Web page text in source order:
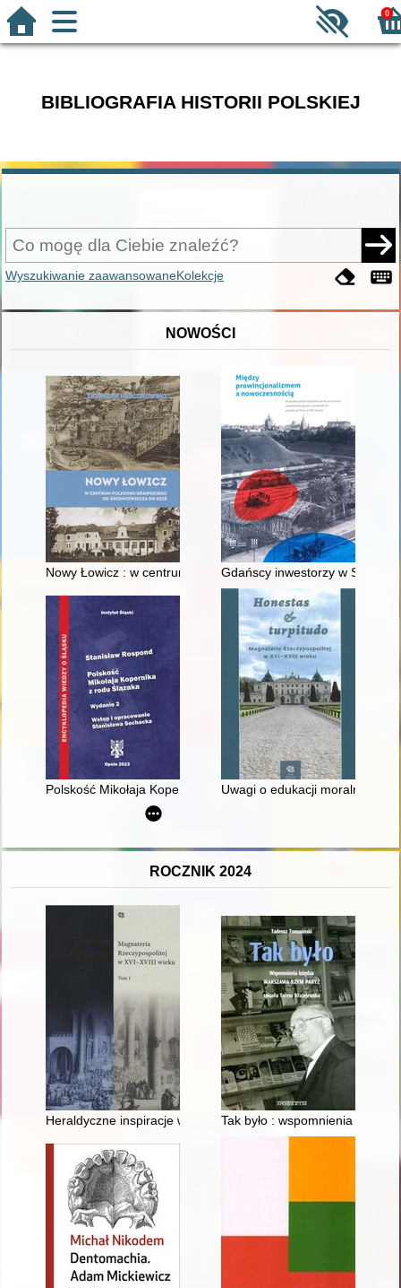
0
BIBLIOGRAFIA HISTORII POLSKIEJ
Wyszukiwanie zaawansowaneKolekcje
NOWOŚCI
Nowy Łowicz : w centrum poligonu drawskiego od
Gdańscy inwestorzy w
Polskość Mikołaja Kopernika z rodu ŚlązakaUwagi o edukacji moralnej
ROCZNIK 2024
Heraldyczne inspiracje w oratorstwie sejmikowym
Tak było : wspomnienia